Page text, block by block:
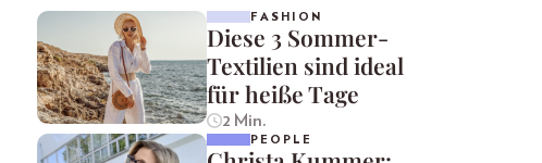
FASHION
Diese 3 Sommer-
Textilien sind ideal
für heiße Tage
2 Min.
PEOPLE